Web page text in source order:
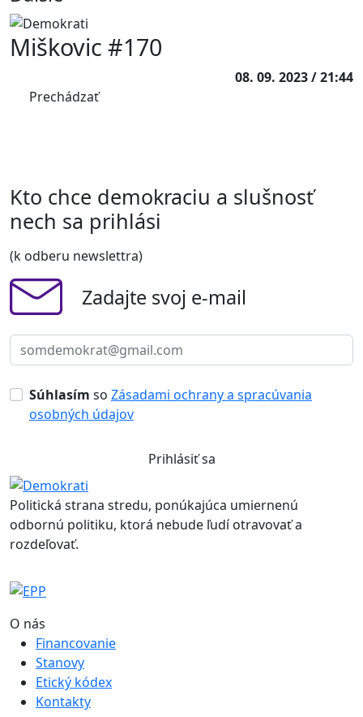
Prechádzať
Miškovic #170
08. 09. 2023 / 21:44
Kto chce demokraciu a slušnosť
nech sa prihlási
(k odberu newslettra)
Zadajte svoj e-mail
Súhlasím so Zásadami ochrany a spracúvania
osobných údajov
Prihlásiť sa
Politická strana stredu, ponúkajúca umiernenú
odbornú politiku, ktorá nebude ľudí otravovať a
rozdeľovať.
O nás
Financovanie
Stanovy
Etický kódex
Kontakty